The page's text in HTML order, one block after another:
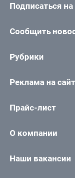
Подписаться
Сообщить
Рубрики
Реклама на
Прайс-лист
О компании
Наши вакансии